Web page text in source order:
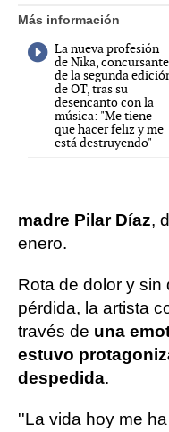
Más información
La nueva profesión
de Nika, concursante
de la segunda
de OT, tras su
desencanto con la
música: "Me tiene
que hacer feliz y me
está destruyendo"
madre Pilar Díaz,
enero.
Rota de dolor y sin
pérdida, la artista
través de una
estuvo
despedida.
''La vida hoy me